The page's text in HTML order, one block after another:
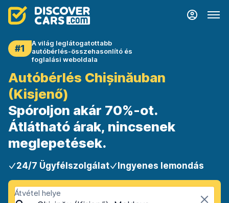
#1
A világ leglátogatottabb
autóbérlés-összehasonlító és
foglalási weboldala
Autóbérlés Chișinăuban
(Kisjenő)
Spóroljon akár 70%-ot.
Átlátható árak, nincsenek
meglepetések.
24/7 Ügyfélszolgálat Ingyenes lemondás
Átvétel helye